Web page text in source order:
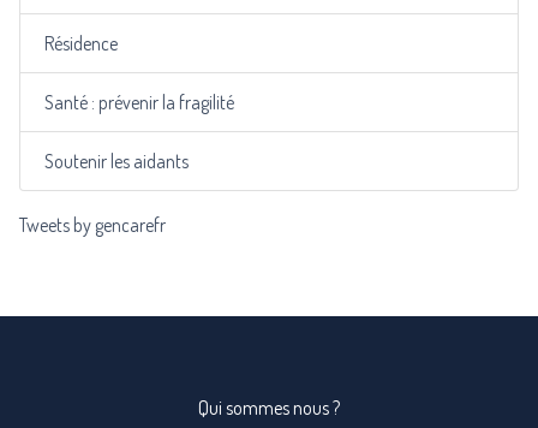
Résidence
Santé : prévenir la fragilité
Soutenir les aidants
Tweets by gencarefr
Qui sommes nous ?